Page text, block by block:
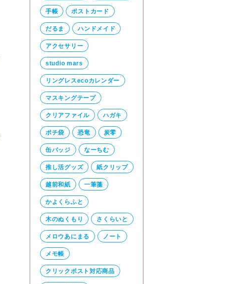
手帳 ポストカード
だるま ハンドメイド
アクセサリー
studio mars
リングレスecoカレンダー
マスキングテープ
クリアファイル ハガキ
ポチ袋 恐竜 炭零
缶バッジ なーちむ
推し活グッズ 紙クリップ
越前和紙 一筆箋
かよくらふと
木のぬくもり さくらいと
メロウあにまる ノート
メモ帳
クリックポスト対応商品